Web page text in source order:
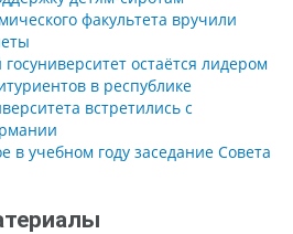
факультета вручили
остаётся лидером
в республике
встретились с
в учебном году заседание Совета